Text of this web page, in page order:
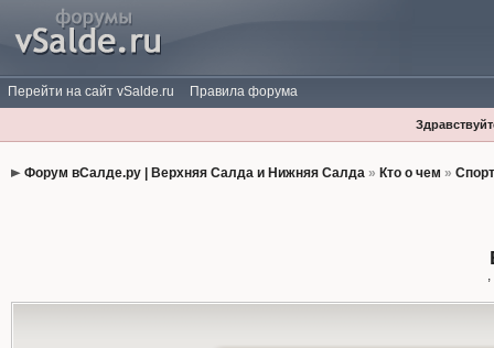
Перейти на сайт vSalde.ru Правила форума
Форум вСалде.ру | Верхняя Салда и Нижняя Салда» Кто о чем »